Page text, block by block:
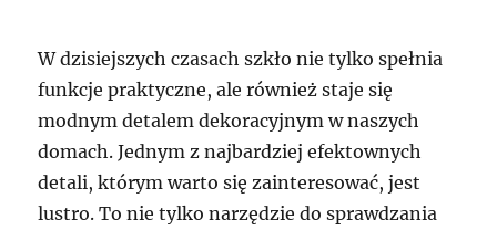
W dzisiejszych czasach szkło nie tylko spełnia
funkcje praktyczne, ale również staje się
modnym detalem dekoracyjnym w naszych
domach. Jednym z najbardziej efektownych
detali, którym warto się zainteresować, jest
lustro. To nie tylko narzędzie do sprawdzania